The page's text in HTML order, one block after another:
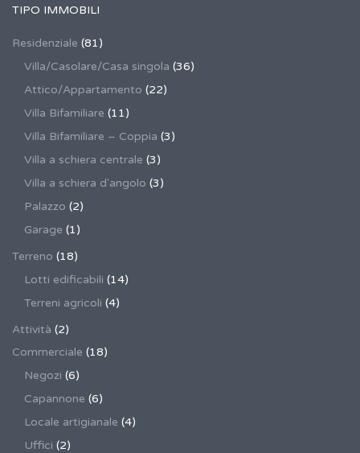
TIPO IMMOBILI
Residenziale (81)
Villa/Casolare/Casa singola (36)
Attico/Appartamento (22)
Villa Bifamiliare (11)
Villa Bifamiliare – Coppia (3)
Villa a schiera centrale (3)
Villa a schiera d'angolo (3)
Palazzo (2)
Garage (1)
Terreno (18)
Lotti edificabili (14)
Terreni agricoli (4)
Attività (2)
Commerciale (18)
Negozi (6)
Capannone (6)
Locale artigianale (4)
Uffici (2)